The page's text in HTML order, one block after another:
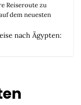
Reiseroute zu
dem neuesten
nach Ägypten: